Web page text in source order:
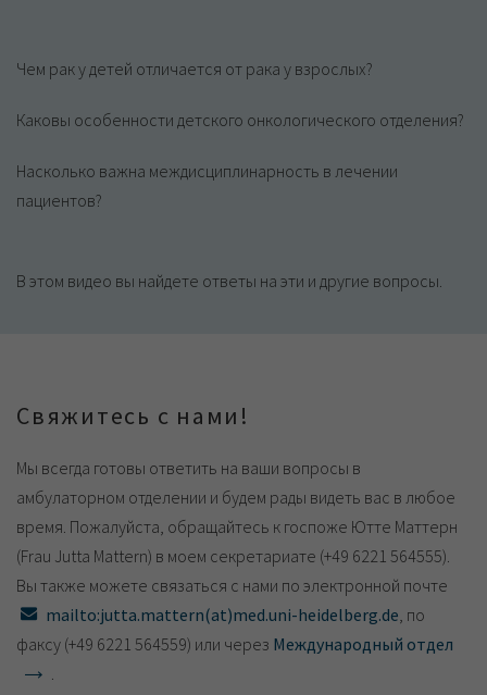
Чем рак у детей отличается от рака у взрослых?
Каковы особенности детского онкологического отделения?
Насколько важна междисциплинарность в лечении
пациентов?
В этом видео вы найдете ответы на эти и другие вопросы.
Свяжитесь с нами!
Мы всегда готовы ответить на ваши вопросы в
амбулаторном отделении и будем рады видеть вас в любое
время. Пожалуйста, обращайтесь к госпоже Ютте Маттерн
(Frau Jutta Mattern) в моем секретариате (+49 6221 564555).
Вы также можете связаться с нами по электронной почте
mailto:jutta.mattern(at)med.uni-heidelberg.de, по
факсу (+49 6221 564559) или через Международный отдел
.